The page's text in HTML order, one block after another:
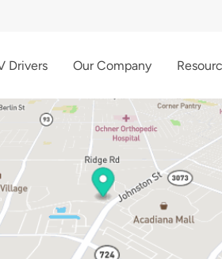
Drivers Our Company